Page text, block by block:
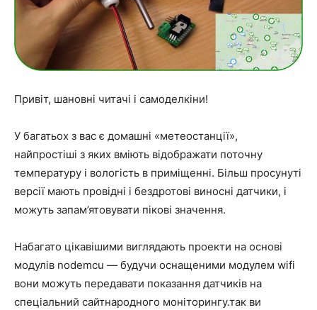
Привіт, шановні читачі і самоделкіни!
У багатьох з вас є домашні «метеостанції»,
найпростіші з яких вміють відображати поточну
температуру і вологість в приміщенні. Більш просунуті
версії мають провідні і бездротові виносні датчики, і
можуть запам’ятовувати пікові значення.
Набагато цікавішими виглядають проекти на основі
модулів nodemcu — будучи оснащеними модулем wifi
вони можуть передавати показання датчиків на
спеціальний сайтнародного моніторингу.так ви